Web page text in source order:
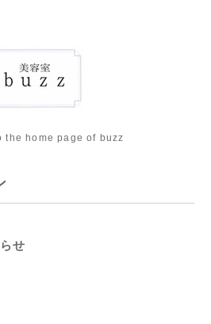
the home page of buzz
せ